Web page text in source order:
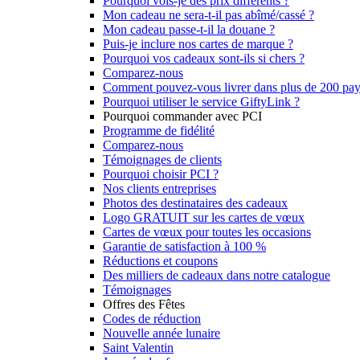
Mon cadeau ne sera-t-il pas abîmé/cassé ?
Mon cadeau passe-t-il la douane ?
Puis-je inclure nos cartes de marque ?
Pourquoi vos cadeaux sont-ils si chers ?
Comparez-nous
Comment pouvez-vous livrer dans plus de 200
Pourquoi utiliser le service GiftyLink ?
Pourquoi commander avec PCI
Programme de fidélité
Comparez-nous
Témoignages de clients
Pourquoi choisir PCI ?
Nos clients entreprises
Photos des destinataires des cadeaux
Logo GRATUIT sur les cartes de vœux
Cartes de vœux pour toutes les occasions
Garantie de satisfaction à 100 %
Réductions et coupons
Des milliers de cadeaux dans notre catalogue
Témoignages
Offres des Fêtes
Codes de réduction
Nouvelle année lunaire
Saint Valentin